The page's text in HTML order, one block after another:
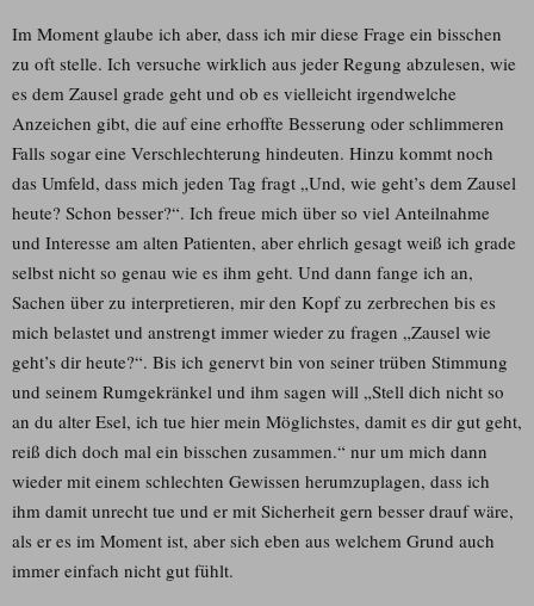
Im Moment glaube ich aber, dass ich mir diese Frage ein bisschen
zu oft stelle. Ich versuche wirklich aus jeder Regung abzulesen, wie
es dem Zausel grade geht und ob es vielleicht irgendwelche
Anzeichen gibt, die auf eine erhoffte Besserung oder schlimmeren
Falls sogar eine Verschlechterung hindeuten. Hinzu kommt noch
das Umfeld, dass mich jeden Tag fragt „Und, wie geht’s dem Zausel
heute? Schon besser?“. Ich freue mich über so viel Anteilnahme
und Interesse am alten Patienten, aber ehrlich gesagt weiß ich grade
selbst nicht so genau wie es ihm geht. Und dann fange ich an,
Sachen über zu interpretieren, mir den Kopf zu zerbrechen bis es
mich belastet und anstrengt immer wieder zu fragen „Zausel wie
geht’s dir heute?“. Bis ich genervt bin von seiner trüben Stimmung
und seinem Rumgekränkel und ihm sagen will „Stell dich nicht so
an du alter Esel, ich tue hier mein Möglichstes, damit es dir gut geht,
reiß dich doch mal ein bisschen zusammen.“ nur um mich dann
wieder mit einem schlechten Gewissen herumzuplagen, dass ich
ihm damit unrecht tue und er mit Sicherheit gern besser drauf wäre,
als er es im Moment ist, aber sich eben aus welchem Grund auch
immer einfach nicht gut fühlt.